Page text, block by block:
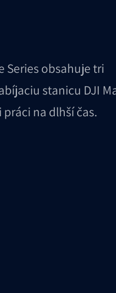
Series obsahuje tri
stanicu DJI
na dlhší čas.